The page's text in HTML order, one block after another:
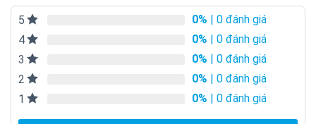
5 0% | 0 đánh giá
4
0% | 0 đánh giá
3
0% | 0 đánh giá
2
0% | 0 đánh giá
1
0% | 0 đánh giá